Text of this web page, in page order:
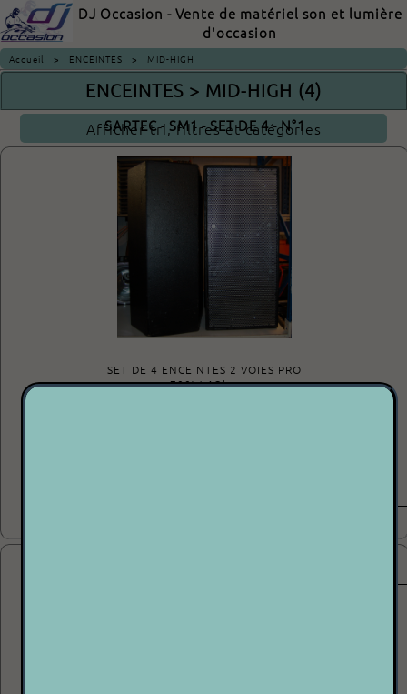
DJ Occasion - Vente de matériel son et lumière
d'occasion
Accueil > ENCEINTES > MID-HIGH
ENCEINTES > MID-HIGH (4)
Afficher tri, filtres et catégories
SARTEC - SM1 - SET DE 4 - N°1
SET DE 4 ENCEINTES 2 VOIES PRO
700W-4Ohm